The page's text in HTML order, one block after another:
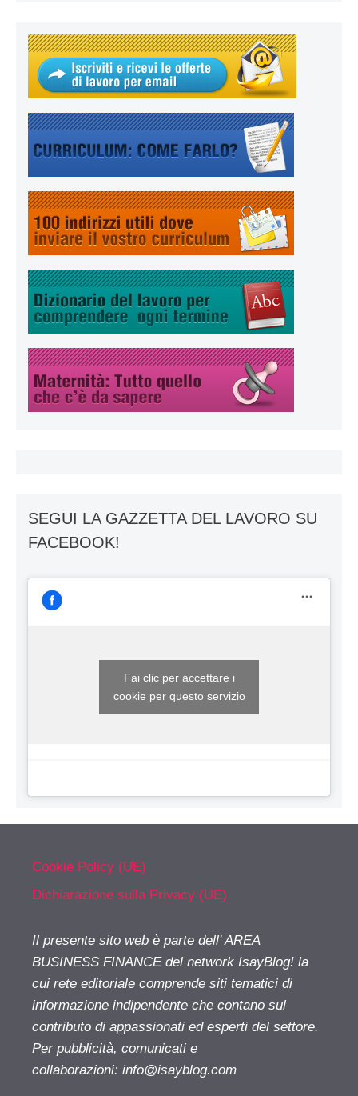
SEGUI LA GAZZETTA DEL LAVORO SU
FACEBOOK!
Fai clic per accettare i
cookie per questo servizio
Cookie Policy (UE)
Dichiarazione sulla Privacy (UE)
Il presente sito web è parte dell' AREA
BUSINESS FINANCE del network IsayBlog! la
cui rete editoriale comprende siti tematici di
informazione indipendente che contano sul
contributo di appassionati ed esperti del settore.
Per pubblicità, comunicati e
collaborazioni: info@isayblog.com